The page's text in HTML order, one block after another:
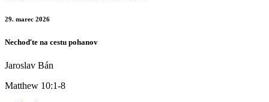
29. marec 2026
Nechoďte na cestu pohanov
Jaroslav Bán
Matthew 10:1-8